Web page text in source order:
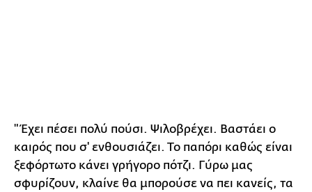
"Έχει πέσει πολύ πούσι. Ψιλοβρέχει. Βαστάει ο
καιρός που σ' ενθουσιάζει. Το παπόρι καθώς είναι
ξεφόρτωτο κάνει γρήγορο πότζι. Γύρω μας
σφυρίζουν, κλαίνε θα μπορούσε να πει κανείς, τα